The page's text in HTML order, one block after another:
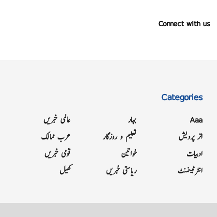
Connect with us
Categories
Aaa
اتر پردیش
ادبیات
انٹرٹینمنٹ
بہار
تعلیم و روزگار
خواتین
ریاستی خبریں
عالمی خبریں
عرب ممالک
قومی خبریں
کھیل